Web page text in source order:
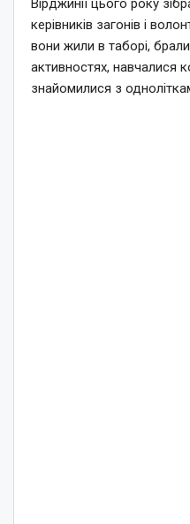
Вірджинії цього року
керівників загонів і
вони жили в таборі,
активностях, навчалися
знайомилися з